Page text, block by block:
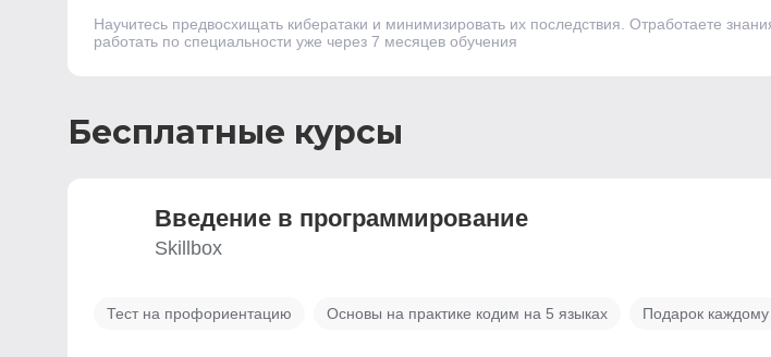
Научитесь предвосхищать кибератаки и минимизировать их последствия. Отработаете
работать по специальности уже через 7 месяцев обучения
Бесплатные курсы
Введение ­в программирова­ние
Skillbox
Тест на профориентацию Основы на практике кодим на 5 языках Подарок каждому